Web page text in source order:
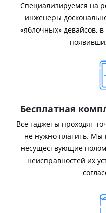
Специализируемся на
инженеры
«яблочных» девайсов,
Бесплатная
Все гаджеты проходят
не нужно платить. Мы
несуществующие
неисправностей их